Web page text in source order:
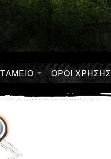
ΤΑΜΕΙΟ ΟΡΟΙ ΧΡΗΣΗΣ